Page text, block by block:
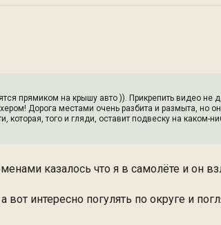
прямиком на крышу авто )). Прикрепить видео не
Дорога местами очень разбита и размыта, но
того и гляди, оставит подвеску на каком-
казалось что я в самолёте и он
интересно погулять по округе и